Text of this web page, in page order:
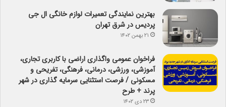
بهترین نمایندگی تعمیرات لوازم خانگی ال جی
پردیس در شرق تهران
۲۱ بهمن ۱۴۰۲
فراخوان عمومی واگذاری اراضی با کاربری تجاری،
آموزشی، ورزشی، درمانی، فرهنگی، تفریحی و
مسکونی / فرصت استثنایی سرمایه گذاری در شهر
پرند + طرح
۲۳ دی ۱۴۰۲